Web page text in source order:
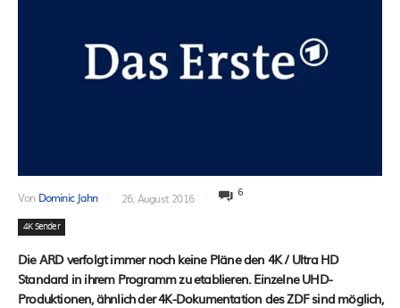
Von Dominic Jahn 26. August 2016 6
4K Sender
Die ARD verfolgt immer noch keine Pläne den 4K / Ultra HD
Standard in ihrem Programm zu etablieren. Einzelne UHD-
Produktionen, ähnlich der 4K-Dokumentation des ZDF sind möglich,